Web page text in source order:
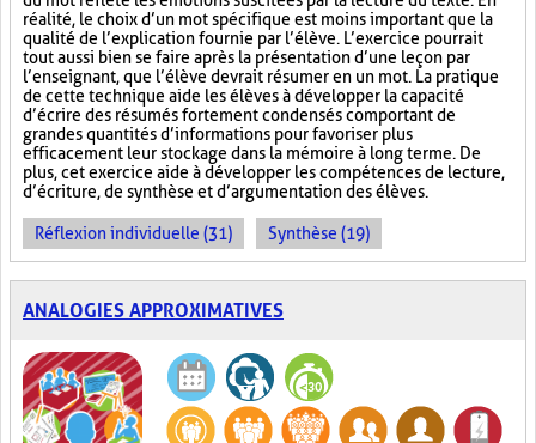
réalité, le choix d’un mot spécifique est moins important que la
qualité de l’explication fournie par l’élève. L’exercice pourrait
tout aussi bien se faire après la présentation d’une leçon par
l’enseignant, que l’élève devrait résumer en un mot. La pratique
de cette technique aide les élèves à développer la capacité
d’écrire des résumés fortement condensés comportant de
grandes quantités d’informations pour favoriser plus
efficacement leur stockage dans la mémoire à long terme. De
plus, cet exercice aide à développer les compétences de lecture,
d’écriture, de synthèse et d’argumentation des élèves.
Réflexion individuelle (31) Synthèse (19)
ANALOGIES APPROXIMATIVES